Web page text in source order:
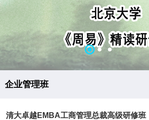
企业管理班
清大卓越EMBA工商管理总裁高级研修班